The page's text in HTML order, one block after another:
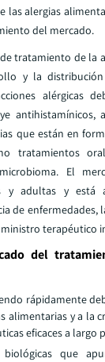
las alergias
del mercado.
tratamiento de la
y la
alérgicas
antihistamínicos,
que están en
tratamientos
El
y adultas y está
de enfermedades,
terapéutico
del
rápidamente
alimentarias y a la
eficaces a largo
que